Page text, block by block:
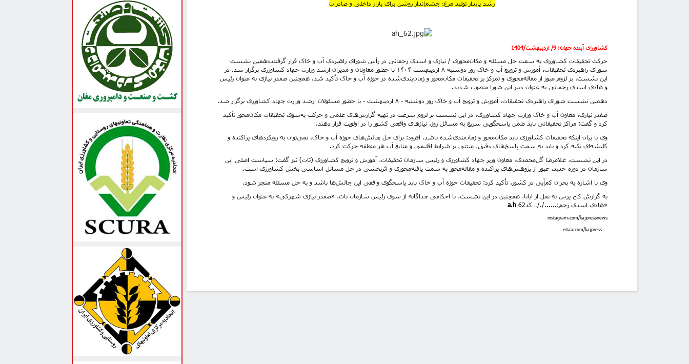
رشد پایدار تولید مرغ؛ چشم‌انداز روشن برای بازار داخلی و صادرات
کشاورزی آینده جهان:
حرکت تحقیقات کشاورزی به سمت حل مسئله و مکان‌محوری / نیازی و اسدی رحمانی در رأس شورای راهبردی آب و خاک قرار گرفتنددهمین نشست
شورای راهبردی تحقیقات، آموزش و ترویج آب و خاک روز دوشنبه ۸ اردیبهشت ۱۴۰۴ با حضور معاونان و مدیران ارشد وزارت جهاد کشاورزی برگزار شد. در
این نشست، بر لزوم عبور از مقاله‌محوری و تمرکز بر تحقیقات مکان‌محور و زمان‌بندی‌شده در حوزه آب و خاک تأکید شد. همچنین صفدر نیازی به عنوان رئیس
و هادی اسدی رحمانی به عنوان دبیر این شورا منصوب شدند.
دهمین نشست شورای راهبردی تحقیقات، آموزش و ترویج آب و خاک روز دوشنبه - ۸ اردیبهشت - با حضور مسئولان ارشد وزارت جهاد کشاورزی برگزار شد.
صفدر نیازی، معاون آب و خاک وزارت جهاد کشاورزی، در این نشست بر لزوم سرعت در تهیه گزارش‌های علمی و حرکت به‌سوی تحقیقات مکان‌محور تأکید
کرد و گفت: مراکز تحقیقاتی باید ضمن پاسخگویی سریع به مسائل روز، نیازهای واقعی کشور را در اولویت قرار دهند.
وی با بیان اینکه تحقیقات کشاورزی باید مکان‌محور و زمان‌بندی‌شده باشد، افزود: برای حل چالش‌های حوزه آب و خاک، نمی‌توان به رویکردهای پراکنده و
کلیشه‌ای تکیه کرد و باید به سمت پاسخ‌های دقیق، مبتنی بر شرایط اقلیمی و منابع آب هر منطقه حرکت کرد.
در این نشست، غلامرضا گل‌محمدی، معاون وزیر جهاد کشاورزی و رئیس سازمان تحقیقات، آموزش و ترویج کشاورزی (تات) نیز گفت: سیاست اصلی این
سازمان در دوره جدید، عبور از پژوهش‌های پراکنده و مقاله‌محور به سمت یافته‌محوری و اثربخشی در حل مسائل اساسی بخش کشاورزی است.
وی با اشاره به بحران کم‌آبی در کشور، تأکید کرد: تحقیقات حوزه آب و خاک باید پاسخگوی واقعی این چالش‌ها باشد و به حل مسئله منجر شود.
به گزارش کاج پرس به نقل از ایانا، همچنین در این نشست، با احکامی جداگانه از سوی رئیس سازمان تات، «صفدر نیازی شهرکی» به عنوان رئیس و
«هادی اسدی رحم:.....././
کد62 a.h
instagram.com/kajpressnews
eitaa.com/kajpress